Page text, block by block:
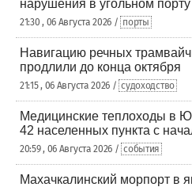
нарушения в угольном
21:30 , 06 Августа 2026 / порты
Навигацию речных
продлили до конца октября
21:15 , 06 Августа 2026 / судоходство
Медицинские теплоходы в
42 населенных пункта с
20:59 , 06 Августа 2026 / события
Махачкалинский морпорт в